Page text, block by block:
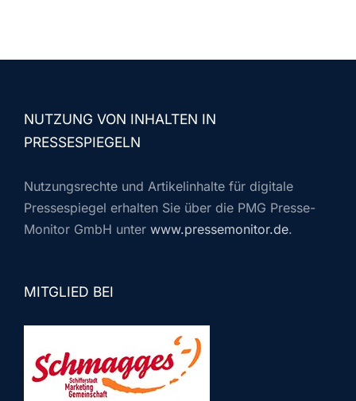
NUTZUNG VON INHALTEN IN
PRESSESPIEGELN
Nutzungsrechte und Artikelinhalte für digitale
Pressespiegel erhalten Sie über die PMG Presse-
Monitor GmbH unter www.pressemonitor.de.
MITGLIED BEI